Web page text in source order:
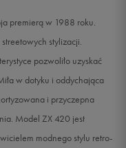
Powiadom o dostępności
Powiadom o dostępności
Powiadom o dostępności
premierą w 1988 roku.
stylizacji.
pozwoliło uzyskać
w dotyku i oddychająca
i przyczepna
Model ZX 420 jest
modnego stylu retro-